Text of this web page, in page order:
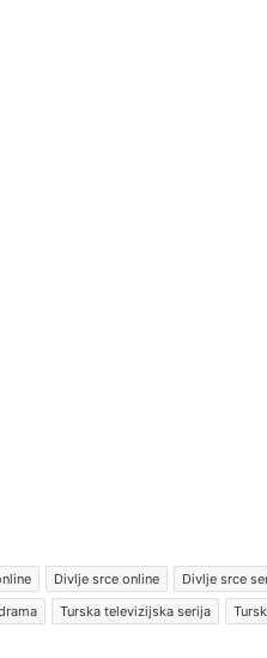
Divlje srce online Divlje srce
Turska televizijska serija